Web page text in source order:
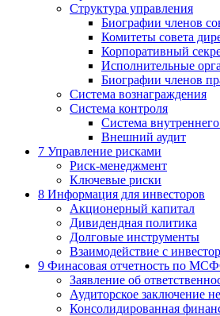
Структура управления
Биографии членов
Комитеты совета
Корпоративный
Исполнительные
Биографии членов
Система вознаграждения
Система контроля
Система
Внешний аудит
7 Управление рисками
Риск-менеджмент
Ключевые риски
8 Информация для инвесторов
Акционерный капитал
Дивидендная политика
Долговые инструменты
Взаимодействие с
9 Финасовая отчетность по
Заявление об
Аудиторское заключение
Консолидированная